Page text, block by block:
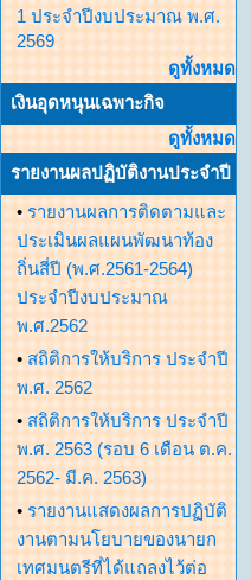
1 ประจำปีงบประมาณ พ.ศ.
2569
ดูทั้งหมด
เงินอุดหนุนเฉพาะกิจ
ดูทั้งหมด
รายงานผลปฏิบัติงานประจำปี
• รายงานผลการติดตามและ
ประเมินผลแผนพัฒนาท้อง
ถิ่นสี่ปี (พ.ศ.2561-2564)
ประจำปีงบประมาณ
พ.ศ.2562
• สถิติการให้บริการ ประจำปี
พ.ศ. 2562
• สถิติการให้บริการ ประจำปี
พ.ศ. 2563 (รอบ 6 เดือน ต.ค.
2562- มี.ค. 2563)
• รายงานแสดงผลการปฏิบัติ
งานตามนโยบายของนายก
เทศมนตรีที่ได้แถลงไว้ต่อ